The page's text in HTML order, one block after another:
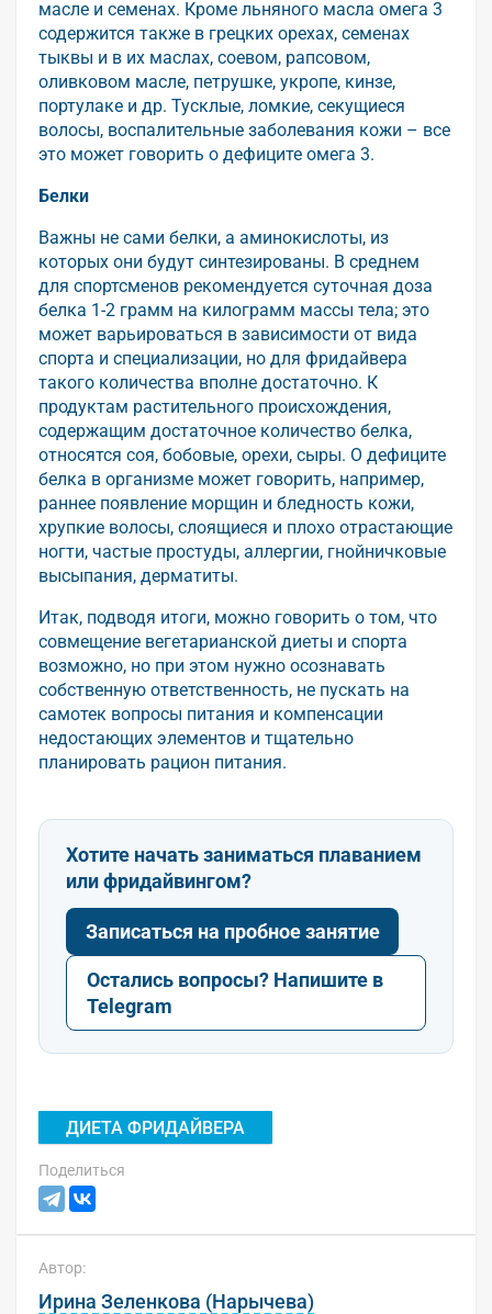
масле и семенах. Кроме льняного масла омега 3
содержится также в грецких орехах, семенах
тыквы и в их маслах, соевом, рапсовом,
оливковом масле, петрушке, укропе, кинзе,
портулаке и др. Тусклые, ломкие, секущиеся
волосы, воспалительные заболевания кожи – все
это может говорить о дефиците омега 3.
Белки
Важны не сами белки, а аминокислоты, из
которых они будут синтезированы. В среднем
для спортсменов рекомендуется суточная доза
белка 1-2 грамм на килограмм массы тела; это
может варьироваться в зависимости от вида
спорта и специализации, но для фридайвера
такого количества вполне достаточно. К
продуктам растительного происхождения,
содержащим достаточное количество белка,
относятся соя, бобовые, орехи, сыры. О дефиците
белка в организме может говорить, например,
раннее появление морщин и бледность кожи,
хрупкие волосы, слоящиеся и плохо отрастающие
ногти, частые простуды, аллергии, гнойничковые
высыпания, дерматиты.
Итак, подводя итоги, можно говорить о том, что
совмещение вегетарианской диеты и спорта
возможно, но при этом нужно осознавать
собственную ответственность, не пускать на
самотек вопросы питания и компенсации
недостающих элементов и тщательно
планировать рацион питания.
Хотите начать заниматься плаванием
или фридайвингом?
Записаться на пробное занятие
Остались вопросы? Напишите в
Telegram
ДИЕТА ФРИДАЙВЕРА
Поделиться
Автор:
Ирина Зеленкова (Нарычева)